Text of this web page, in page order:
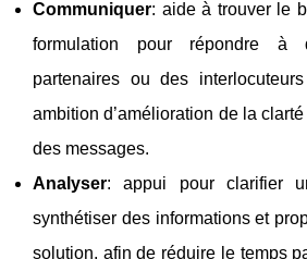
Communiquer: aide à trouver le
formulation pour répondre à
partenaires ou des
ambition d’amélioration de la
des messages.
Analyser: appui pour clarifier
synthétiser des informations et
solution, afin de réduire le temps